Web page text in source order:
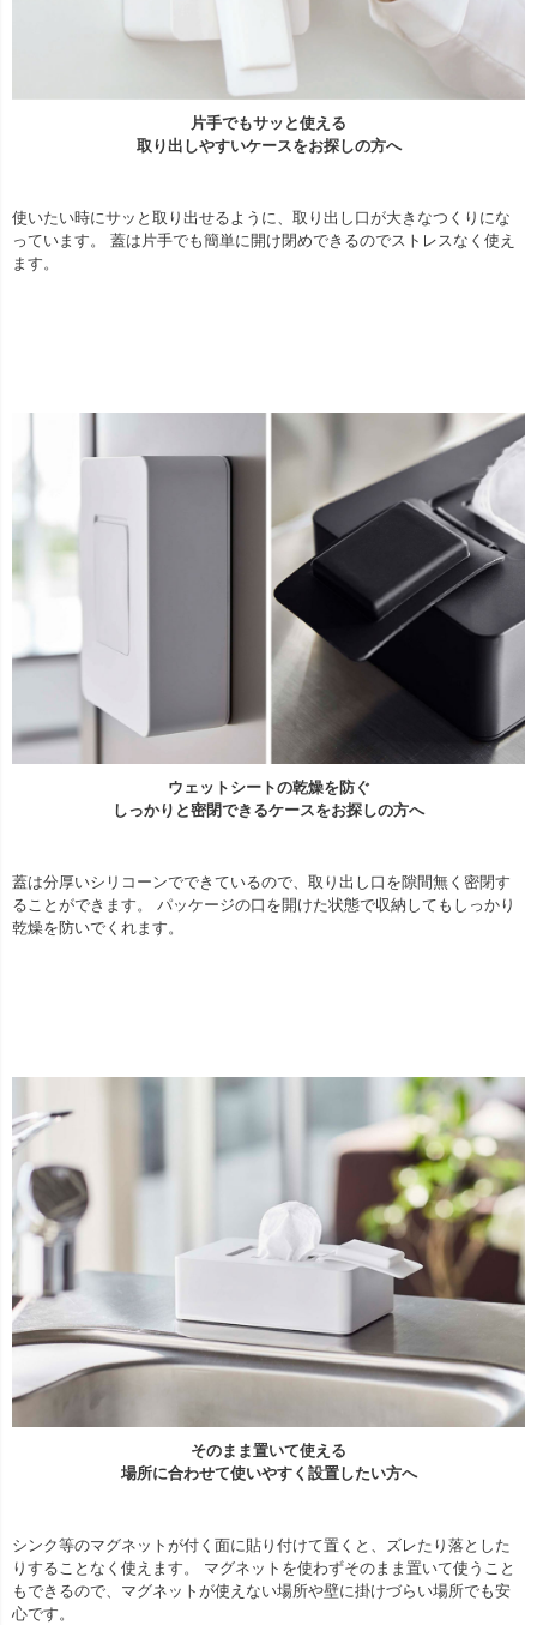
片手でもサッと使える
取り出しやすいケースをお探しの方へ
使いたい時にサッと取り出せるように、取り出し口が大きなつくりにな
っています。 蓋は片手でも簡単に開け閉めできるのでストレスなく使え
ます。
ウェットシートの乾燥を防ぐ
しっかりと密閉できるケースをお探しの方へ
蓋は分厚いシリコーンでできているので、取り出し口を隙間無く密閉す
ることができます。 パッケージの口を開けた状態で収納してもしっかり
乾燥を防いでくれます。
そのまま置いて使える
場所に合わせて使いやすく設置したい方へ
シンク等のマグネットが付く面に貼り付けて置くと、ズレたり落とした
りすることなく使えます。 マグネットを使わずそのまま置いて使うこと
もできるので、マグネットが使えない場所や壁に掛けづらい場所でも安
心です。